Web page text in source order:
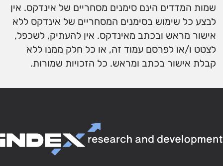
שמות המדדים הינם סימנים מסחריים של אינדקס. אין
לבצע כל שימוש בסימנים המסחריים של אינדקס ללא
אישור מראש ובכתב מאינדקס. אין להעתיק, לשכפל,
לצטט ו/או לפרסם עמוד זה, או כל חלק ממנו ללא
קבלת אישור בכתב ומראש. כל הזכויות שמורות.